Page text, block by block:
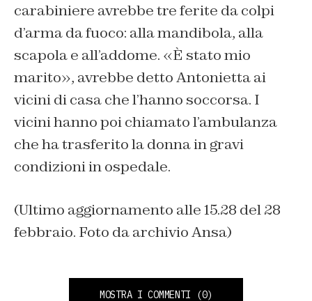
carabiniere avrebbe tre ferite da colpi
d’arma da fuoco: alla mandibola, alla
scapola e all’addome. «È stato mio
marito», avrebbe detto Antonietta ai
vicini di casa che l’hanno soccorsa. I
vicini hanno poi chiamato l’ambulanza
che ha trasferito la donna in gravi
condizioni in ospedale.
(Ultimo aggiornamento alle 15.28 del 28
febbraio. Foto da archivio Ansa)
MOSTRA I COMMENTI (0)